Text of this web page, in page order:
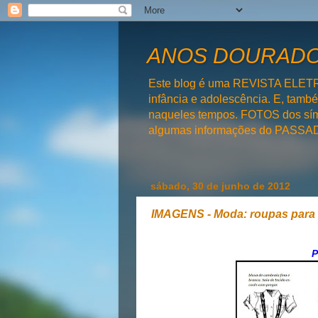
ANOS
Este blog é uma REVISTA
infância e adolescência. E,
naqueles tempos. FOTOS dos
algumas informações do
sábado, 30 de junho de 2012
IMAGENS - Moda: roupas